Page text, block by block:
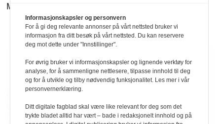
Mynewsdesk
Informasjonskapsler og personvern
For å gi deg relevante annonser på vårt nettsted bruker vi
informasjon fra ditt besøk på vårt nettsted. Du kan reservere
deg mot dette under "Innstillinger".
For øvrig bruker vi informasjonskapsler og lignende verktøy for
analyse, for å sammenligne nettlesere, tilpasse innhold til deg
og for å utvikle og tilby nødvendig funksjonalitet. Les mer i vår
personvernerklæring.
Ditt digitale fagblad skal være like relevant for deg som det
trykte bladet alltid har vært – bade i redaksjonelt innhold og på